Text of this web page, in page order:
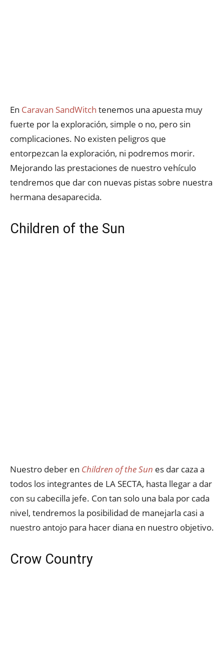
En Caravan SandWitch tenemos una apuesta muy
fuerte por la exploración, simple o no, pero sin
complicaciones. No existen peligros que
entorpezcan la exploración, ni podremos morir.
Mejorando las prestaciones de nuestro vehículo
tendremos que dar con nuevas pistas sobre nuestra
hermana desaparecida.
Children of the Sun
Nuestro deber en Children of the Sun es dar caza a
todos los integrantes de LA SECTA, hasta llegar a dar
con su cabecilla jefe. Con tan solo una bala por cada
nivel, tendremos la posibilidad de manejarla casi a
nuestro antojo para hacer diana en nuestro objetivo.
Crow Country